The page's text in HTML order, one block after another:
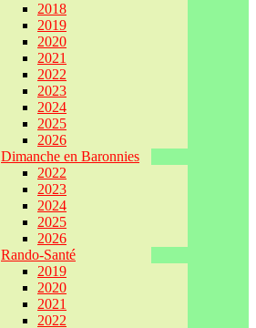
2018
2019
2020
2021
2022
2023
2024
2025
2026
Dimanche en Baronnies
2022
2023
2024
2025
2026
Rando-Santé
2019
2020
2021
2022